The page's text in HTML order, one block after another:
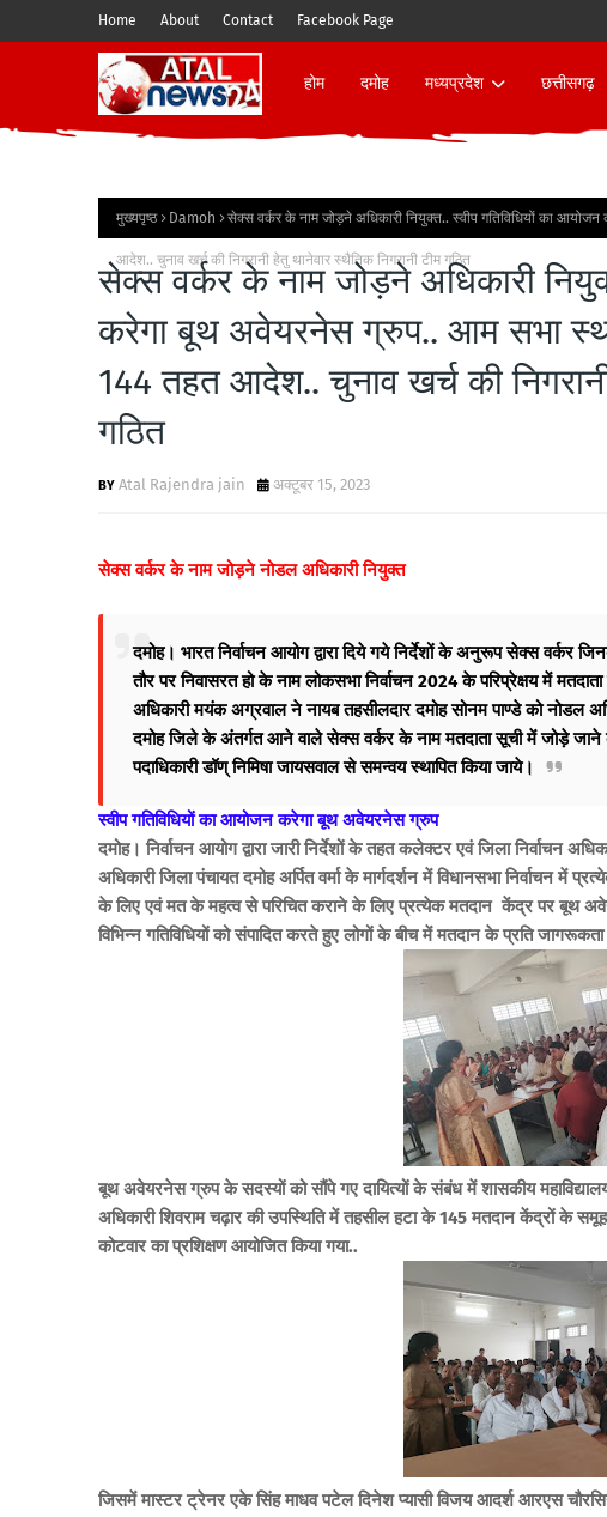
Home About Contact Facebook Page
होम दमोह मध्यप्रदेश छत्तीसगढ़
मुख्यपृष्ठ Damoh सेक्स वर्कर के नाम जोड़ने अधिकारी नियुक्त.. स्वीप गतिविधियों का
आदेश.. चुनाव खर्च की निगरानी हेतु थानेवार स्थैतिक निगरानी टीम गठित
सेक्स वर्कर के नाम जोड़ने अधिकारी
करेगा बूथ अवेयरनेस ग्रुप.. आम सभा स्थल
144 तहत आदेश.. चुनाव खर्च की
गठित
Atal Rajendra jain अक्टूबर 15, 2023
सेक्स वर्कर के नाम जोड़ने नोडल अधिकारी नियुक्त
दमोह। भारत निर्वाचन आयोग द्वारा दिये गये निर्देशों के अनुरूप सेक्स वर्कर
तौर पर निवासरत हो के नाम लोकसभा निर्वाचन 2024 के परिप्रेक्षय में
अधिकारी मयंक अग्रवाल ने नायब तहसीलदार दमोह सोनम पाण्डे को नोडल
दमोह जिले के अंतर्गत आने वाले सेक्स वर्कर के नाम मतदाता सूची में जोड़े जाने
पदाधिकारी डॉण् निमिषा जायसवाल से समन्वय स्थापित किया जाये।
स्वीप गतिविधियों का आयोजन करेगा बूथ अवेयरनेस ग्रुप
दमोह। निर्वाचन आयोग द्वारा जारी निर्देशों के तहत कलेक्टर एवं जिला निर्वाचन
अधिकारी जिला पंचायत दमोह अर्पित वर्मा के मार्गदर्शन में विधानसभा
के लिए एवं मत के महत्व से परिचित कराने के लिए प्रत्येक मतदान केंद्र पर बूथ
विभिन्न गतिविधियों को संपादित करते हुए लोगों के बीच में मतदान के प्रति
बूथ अवेयरनेस ग्रुप के सदस्यों को सौंपे गए दायित्यों के संबंध में शासकीय महाविद्यालय
अधिकारी शिवराम चढ़ार की उपस्थिति में तहसील हटा के 145 मतदान केंद्रों के
कोटवार का प्रशिक्षण आयोजित किया गया..
जिसमें मास्टर ट्रेनर एके सिंह माधव पटेल दिनेश प्यासी विजय आदर्श आरएस